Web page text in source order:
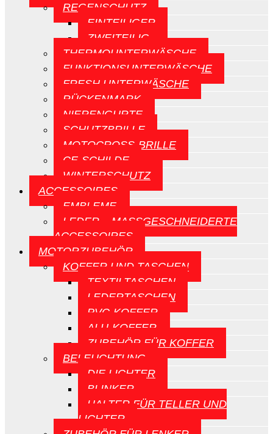
REGENSCHUTZ
EINTEILIGER
ZWEITEILIG
THERMOUNTERWÄSCHE
FUNKTIONSUNTERWÄSCHE
FRESH UNTERWÄSCHE
RÜCKENMARK
NIERENGURTE
SCHUTZBRILLE
MOTOCROSS-BRILLE
CE-SCHILDE
WINTERSCHUTZ
ACCESSOIRES
EMBLEME
LEDER – MASSGESCHNEIDERTE A
CCESSOIRES
MOTORZUBEHÖR
KOFFER UND TASCHEN
TEXTILTASCHEN
LEDERTASCHEN
PVC-KOFFER
ALU-KOFFER
ZUBEHÖR FÜR KOFFER
BELEUCHTUNG
DIE LICHTER
BLINKER
HALTER FÜR TELLER UND
LICHTER